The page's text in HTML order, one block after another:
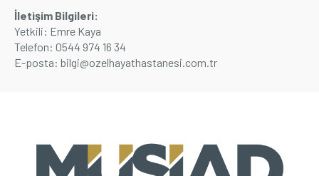
E-İşlemler
İletişim
İletişim Bilgileri:
Yetkili: Emre Kaya
Telefon: 0544 974 16 34
E-posta: bilgi@ozelhayathastanesi.com.tr